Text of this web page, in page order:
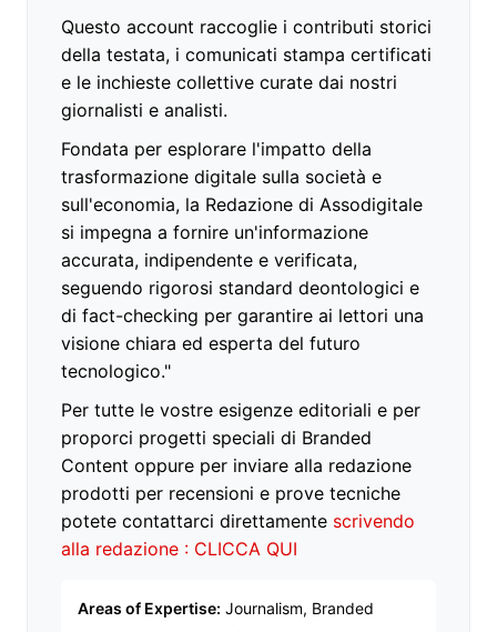
Questo account raccoglie i contributi storici
della testata, i comunicati stampa certificati
e le inchieste collettive curate dai nostri
giornalisti e analisti.
Fondata per esplorare l'impatto della
trasformazione digitale sulla società e
sull'economia, la Redazione di Assodigitale
si impegna a fornire un'informazione
accurata, indipendente e verificata,
seguendo rigorosi standard deontologici e
di fact-checking per garantire ai lettori una
visione chiara ed esperta del futuro
tecnologico."
Per tutte le vostre esigenze editoriali e per
proporci progetti speciali di Branded
Content oppure per inviare alla redazione
prodotti per recensioni e prove tecniche
potete contattarci direttamente scrivendo
alla redazione : CLICCA QUI
Areas of Expertise: Journalism, Branded